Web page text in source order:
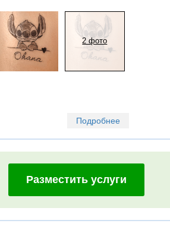
2 фото
Подробнее
Разместить услуги